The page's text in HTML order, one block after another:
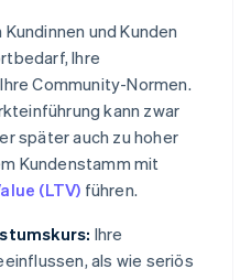
und Kunden
Ihre
Community-Normen.
kann zwar
später auch zu hoher
Kundenstamm mit
(LTV) führen.
Ihre
als wie seriös